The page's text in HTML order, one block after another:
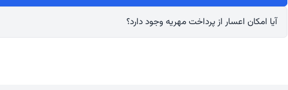
آیا امکان اعسار از پرداخت مهریه وجود دارد؟